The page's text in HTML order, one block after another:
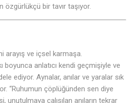
özgürlükçü bir tavır taşıyor.
arayış ve içsel karmaşa.
boyunca anlatıcı kendi geçmişiyle ve
ediyor. Aynalar, anılar ve yaralar sık
“Ruhumun çöplüğünden sen diye
unutulmaya çalışılan anıların tekrar